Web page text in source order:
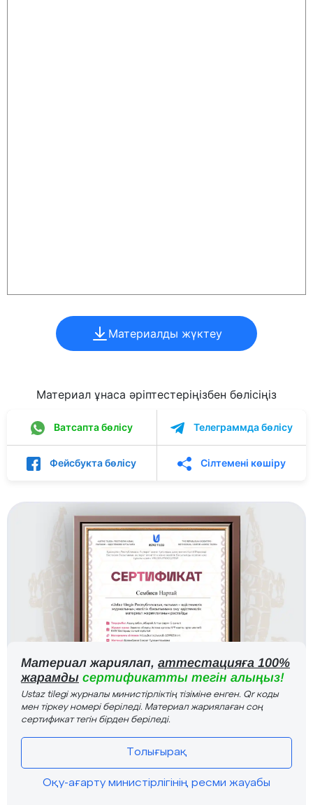
Материалды жүктеу
Материал ұнаса әріптестеріңізбен бөлісіңіз
Ватсапта бөлісу Телеграммда бөлісу
Фейсбукта бөлісу Сілтемені көшіру
Материал жариялап, аттестацияға 100%
жарамды сертификатты тегін алыңыз!
Ustaz tilegi журналы министірліктің тізіміне енген. Qr коды
мен тіркеу номері беріледі. Материал жариялаған соң
сертификат тегін бірден беріледі.
Толығырақ
Оқу-ағарту министірлігінің ресми жауабы